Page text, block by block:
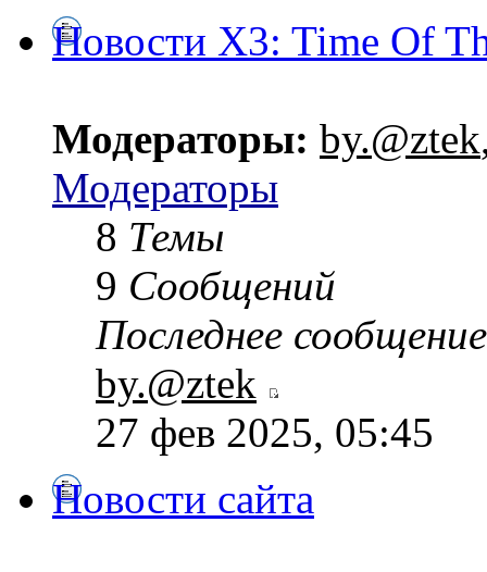
Новости X3: Time Of
Модераторы: by.@ztek
Модераторы
8 Темы
9 Сообщений
Последнее сообщение
by.@ztek
27 фев 2025, 05:45
Новости сайта